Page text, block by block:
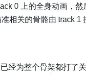
0 上的全身动画，然
关的骨骼由 track 1
经为整个骨架都打了